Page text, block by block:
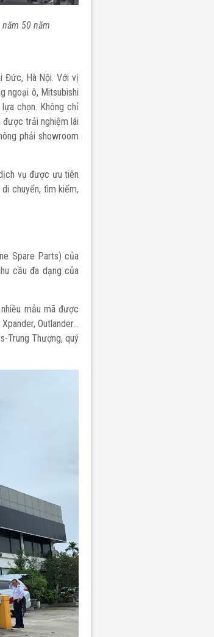
50 năm
Đức, Hà Nội. Với vị
ngoại ô, Mitsubishi
chọn. Không chỉ
được trải nghiệm lái
phải showroom
vụ được ưu tiên
chuyển, tìm kiếm,
Spare Parts) của
cầu đa dạng của
mẫu mã được
Outlander…
Trung Thượng, quý